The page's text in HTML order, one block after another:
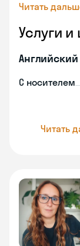
Читать
Услуги
С носителем
Читать